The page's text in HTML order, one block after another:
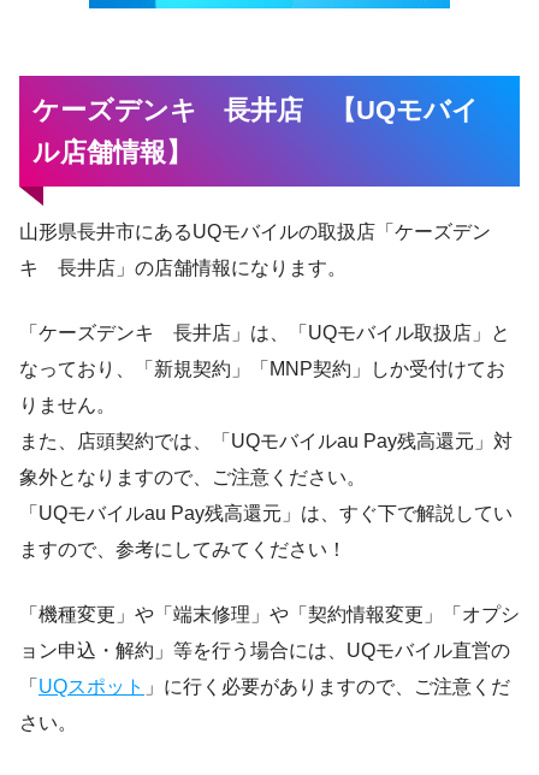
ケーズデンキ 長井店 【UQモバイ
ル店舗情報】
山形県長井市にあるUQモバイルの取扱店「ケーズデン
キ 長井店」の店舗情報になります。
「ケーズデンキ 長井店」は、「UQモバイル取扱店」と
なっており、「新規契約」「MNP契約」しか受付けてお
りません。
また、店頭契約では、「UQモバイルau Pay残高還元」対
象外となりますので、ご注意ください。
「UQモバイルau Pay残高還元」は、すぐ下で解説してい
ますので、参考にしてみてください！
「機種変更」や「端末修理」や「契約情報変更」「オプシ
ョン申込・解約」等を行う場合には、UQモバイル直営の
「 UQスポット 」に行く必要がありますので、ご注意くだ
さい。